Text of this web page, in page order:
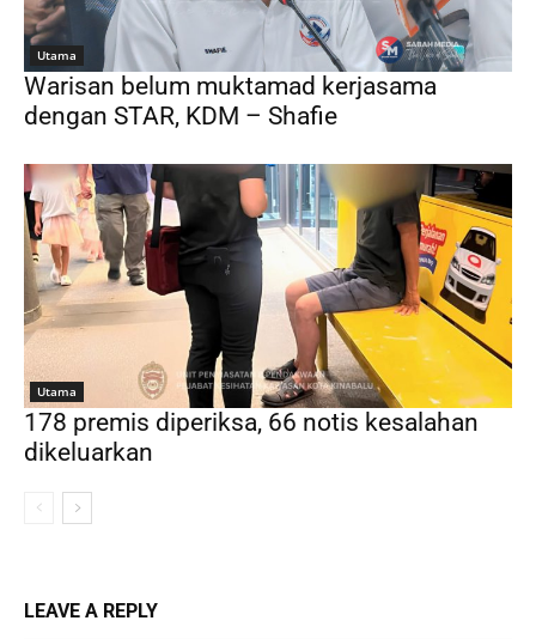
Utama
Warisan belum muktamad kerjasama
dengan STAR, KDM – Shafie
Utama
178 premis diperiksa, 66 notis kesalahan
dikeluarkan
LEAVE A REPLY